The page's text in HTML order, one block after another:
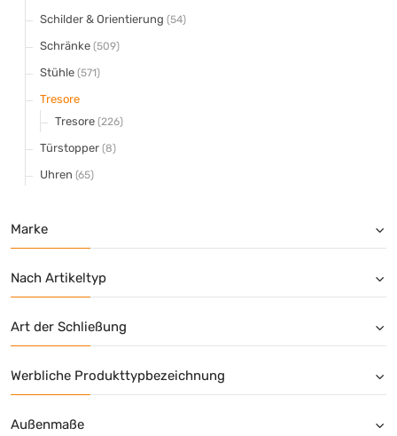
Schilder & Orientierung (54)
Schränke (509)
Stühle (571)
Tresore
Tresore (226)
Türstopper (8)
Uhren (65)
Marke
Nach Artikeltyp
Art der Schließung
Werbliche Produkttypbezeichnung
Außenmaße